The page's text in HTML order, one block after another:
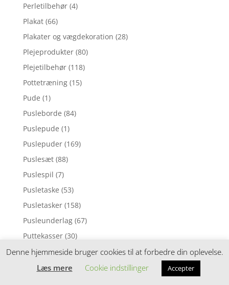
Perletilbehør (4)
Plakat (66)
Plakater og vægdekoration (28)
Plejeprodukter (80)
Plejetilbehør (118)
Pottetræning (15)
Pude (1)
Pusleborde (84)
Puslepude (1)
Puslepuder (169)
Puslesæt (88)
Puslespil (7)
Pusletaske (53)
Pusletasker (158)
Pusleunderlag (67)
Puttekasser (30)
Pyntepuder (98)
Rangle (6)
Denne hjemmeside bruger cookies til at forbedre din oplevelse.
Læs mere
Cookie indstillinger Accepter